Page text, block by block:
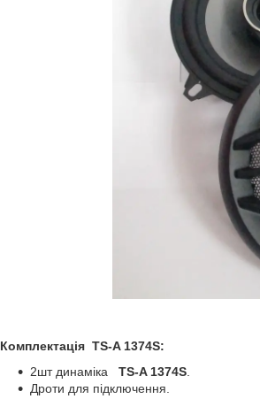
Комплектація TS-A 1374S:
2шт динаміка
TS-A 1374S.
Дроти для підключення.